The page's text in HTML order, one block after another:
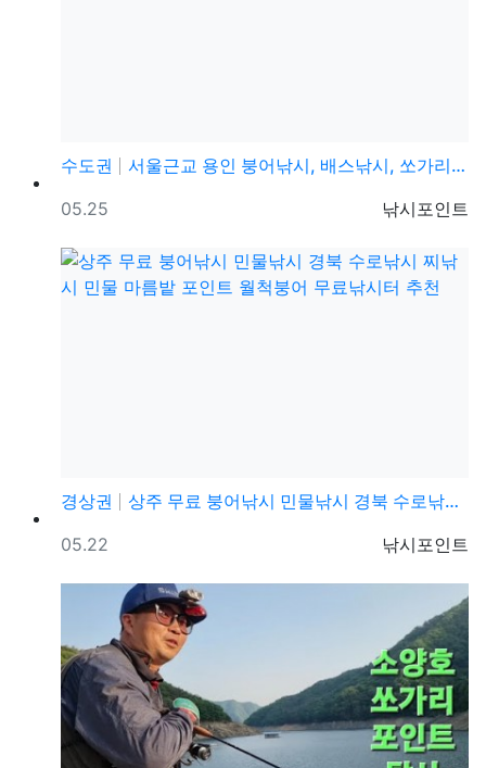
수도권
서울근교 용인 붕어낚시, 배스낚시, 쏘가리낚시 무료노지…
등록자
낚시포인트
등록일
05.25
경상권
상주 무료 붕어낚시 민물낚시 경북 수로낚시 찌낚시 민물…
등록자
낚시포인트
등록일
05.22